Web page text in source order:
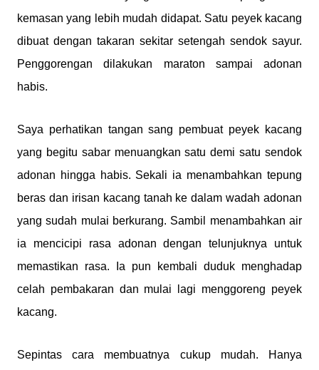
kemasan yang lebih mudah didapat. Satu peyek kacang
dibuat dengan takaran sekitar setengah sendok sayur.
Penggorengan dilakukan maraton sampai adonan
habis.
Saya perhatikan tangan sang pembuat peyek kacang
yang begitu sabar menuangkan satu demi satu sendok
adonan hingga habis. Sekali ia menambahkan tepung
beras dan irisan kacang tanah ke dalam wadah adonan
yang sudah mulai berkurang. Sambil menambahkan air
ia mencicipi rasa adonan dengan telunjuknya untuk
memastikan rasa. Ia pun kembali duduk menghadap
celah pembakaran dan mulai lagi menggoreng peyek
kacang.
Sepintas cara membuatnya cukup mudah. Hanya